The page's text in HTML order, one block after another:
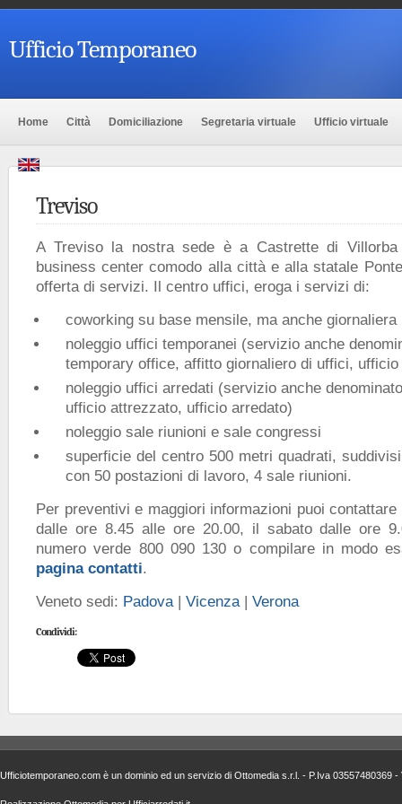
Ufficio Temporaneo
Home Città Domiciliazione Segretaria virtuale Ufficio virtuale
Treviso
A Treviso la nostra sede è a Castrette di Villorba
business center comodo alla città e alla statale
offerta di servizi. Il centro uffici, eroga i servizi di:
coworking su base mensile, ma anche giornaliera
noleggio uffici temporanei (servizio anche
temporary office, affitto giornaliero di uffici, ufficio
noleggio uffici arredati (servizio anche
ufficio attrezzato, ufficio arredato)
noleggio sale riunioni e sale congressi
superficie del centro 500 metri quadrati,
con 50 postazioni di lavoro, 4 sale riunioni.
Per preventivi e maggiori informazioni puoi
dalle ore 8.45 alle ore 20.00, il sabato dalle ore
numero verde 800 090 130 o compilare in modo
pagina contatti.
Veneto sedi: Padova| Vicenza| Verona
Condividi:
Ufficiotemporaneo.com è un dominio ed un servizio di Ottomedia s.r.l. - P.Iva 03557480369 -